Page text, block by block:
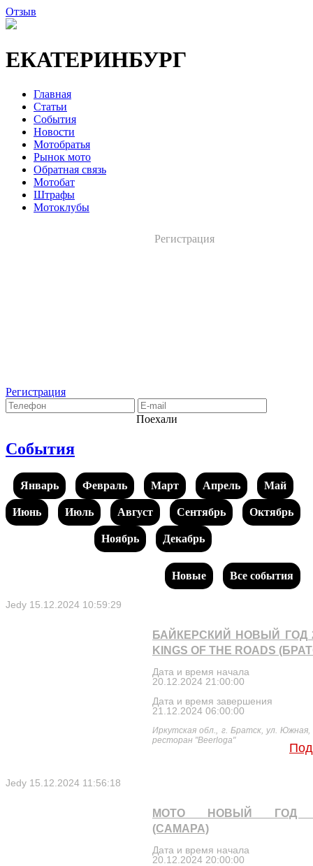
Отзыв
ЕКАТЕРИНБУРГ
Главная
Статьи
События
Новости
Мотобратья
Рынок мото
Обратная связь
Мотобат
Штрафы
Мотоклубы
Регистрация
Регистрация
Поехали
События
Январь Февраль Март Апрель Май
Июнь Июль Август Сентябрь Октябрь
Ноябрь Декабрь
Новые Все события
Jedy 15.12.2024 10:59:29
БАЙКЕРСКИЙ НОВЫЙ ГОД
KINGS OF THE ROADS
Дата и время начала
20.12.2024 21:00:00
Дата и время завершения
21.12.2024 06:00:00
Иркутская обл., г. Братск, ул. Южная,
ресторан "Beerloga"
Jedy 15.12.2024 11:56:18
МОТО НОВЫЙ ГОД
(САМАРА)
Дата и время начала
20.12.2024 20:00:00